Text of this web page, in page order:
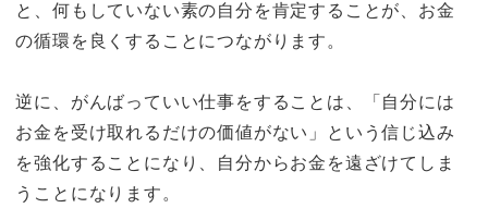
と、何もしていない素の自分を肯定することが、お金
の循環を良くすることにつながります。
逆に、がんばっていい仕事をすることは、「自分には
お金を受け取れるだけの価値がない」という信じ込み
を強化することになり、自分からお金を遠ざけてしま
うことになります。